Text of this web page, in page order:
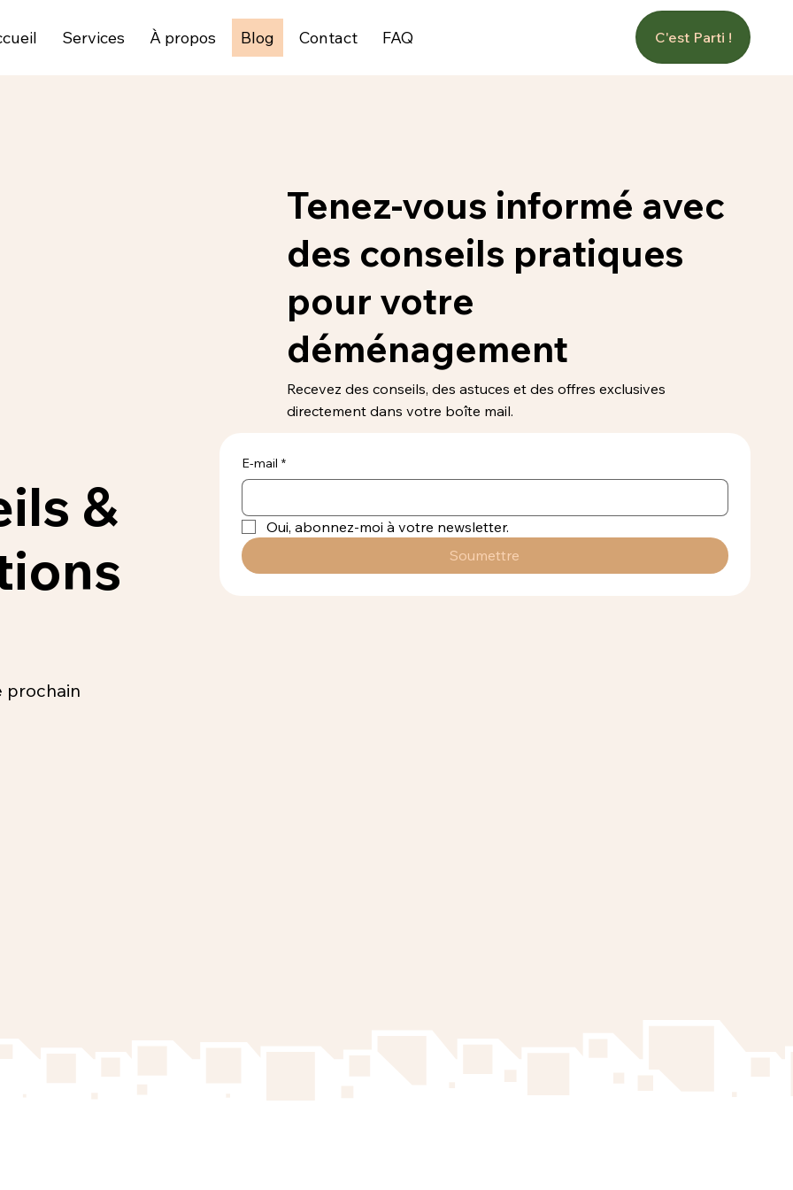
Services À propos Blog Contact FAQ C'est Parti !
&
prochain
Tenez-vous informé avec
des conseils pratiques
pour votre
déménagement
Recevez des conseils, des astuces et des offres exclusives
directement dans votre boîte mail.
E-mail *
Oui, abonnez-moi à votre newsletter.
Soumettre